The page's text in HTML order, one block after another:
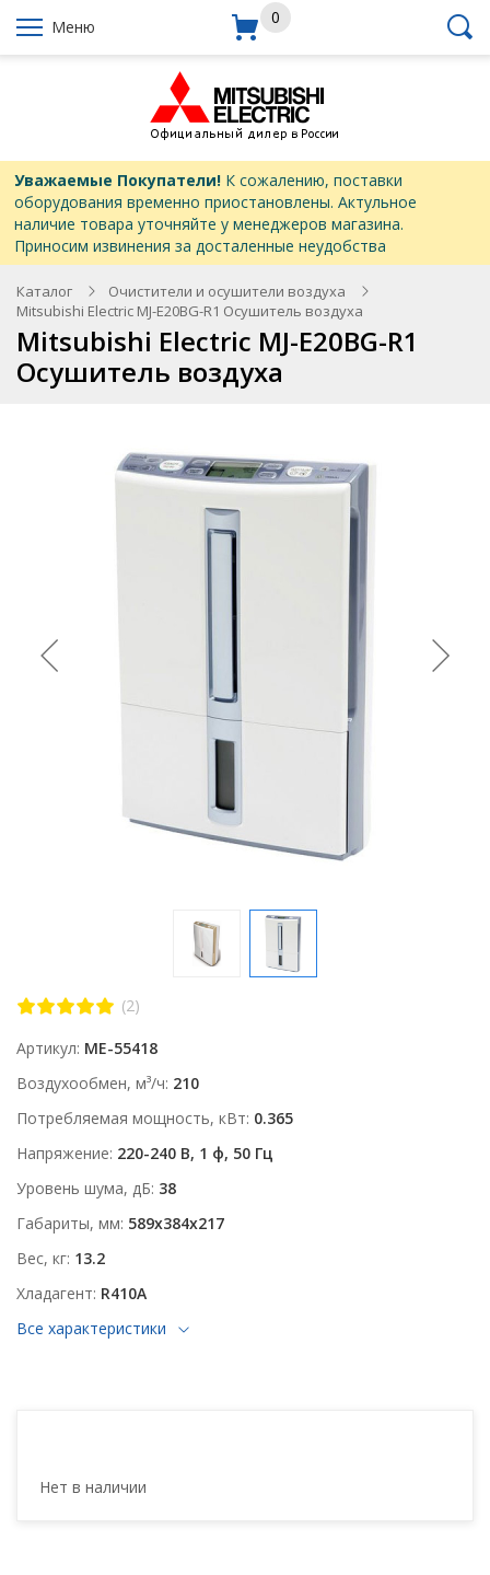
Меню 0
Уважаемые Покупатели!К сожалению, поставки
оборудования временно приостановлены. Актульное
наличие товара уточняйте у менеджеров магазина.
Приносим извинения за досталенные неудобства
Каталог
Очистители и осушители воздуха
Mitsubishi Electric MJ-E20BG-R1 Осушитель воздуха
Mitsubishi Electric MJ-E20BG-R1
Осушитель воздуха
(2)
Артикул ME-55418
Воздухообмен, м³/ч 210
Потребляемая мощность, кВт 0.365
Напряжение 220-240 В, 1 ф, 50 Гц
Уровень шума, дБ 38
Габариты, мм 589x384x217
Вес, кг 13.2
Хладагент R410A
Все характеристики
Нет в наличии